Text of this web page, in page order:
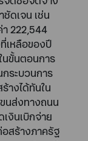
ดเจน เช่น
222,544
เหลือของปี
นขั้นตอนการ
ระบวนการ
างได้ทันใน
นส่งทางถนน
งินเบิกจ่าย
สร้างภาครัฐ